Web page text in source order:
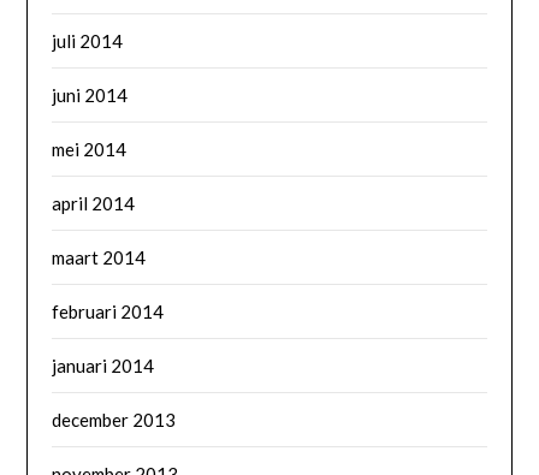
juli 2014
juni 2014
mei 2014
april 2014
maart 2014
februari 2014
januari 2014
december 2013